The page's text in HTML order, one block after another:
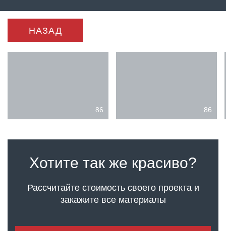
НАЗАД
86 86
Хотите так же красиво?
Рассчитайте стоимость своего проектаи
закажите все материалы